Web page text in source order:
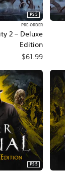
2 – Deluxe
Edition
PS5
PRE-ORDER
$61.99
PS5